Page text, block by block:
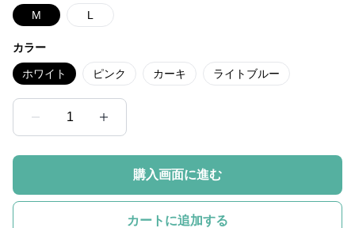
M L
カラー
ホワイト ピンク カーキ ライトブルー
1
購入画面に進む
カートに追加する